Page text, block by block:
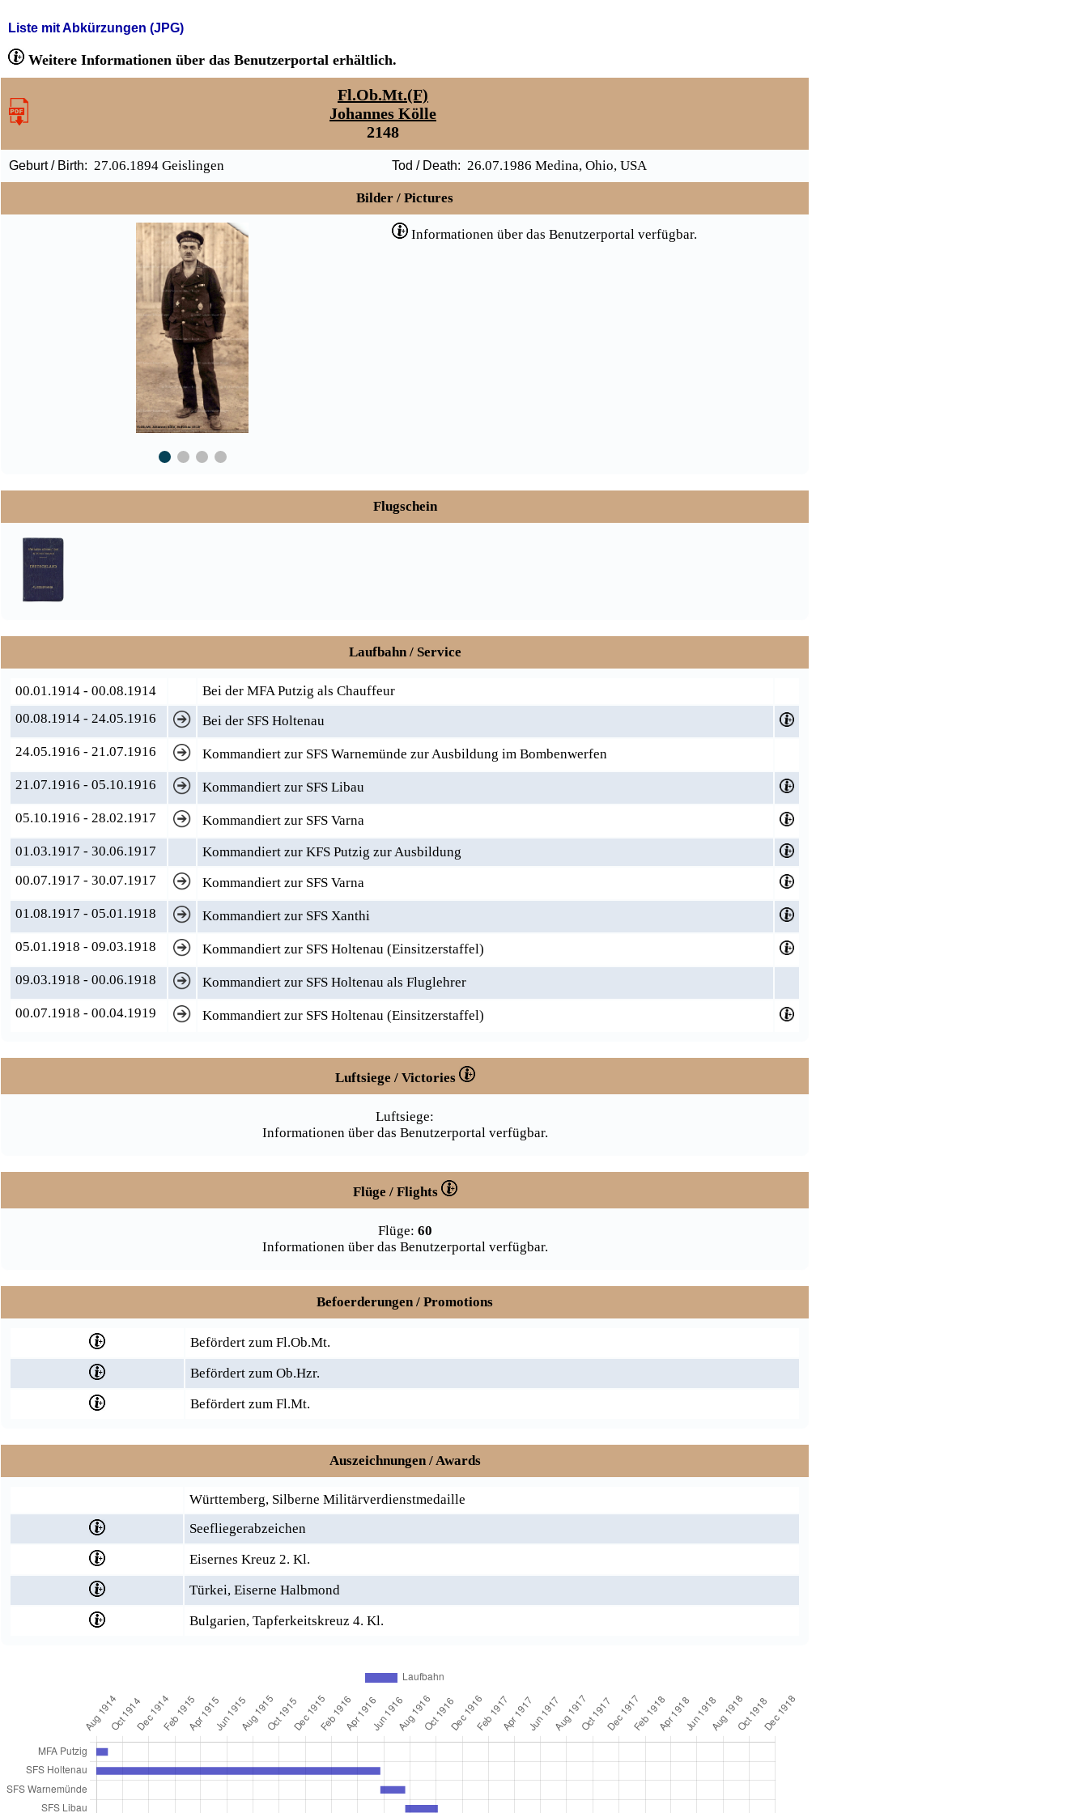
Liste mit Abkürzungen (JPG)
Weitere Informationen über das Benutzerportal erhältlich.
Fl.Ob.Mt.(F)
Johannes Kölle
2148
Geburt / Birth: 27.06.1894 Geislingen Tod / Death: 26.07.1986 Medina, Ohio, USA
Bilder / Pictures
Informationen über das Benutzerportal verfügbar.
Flugschein
Laufbahn / Service
00.01.1914 - 00.08.1914
Bei der MFA Putzig als Chauffeur
00.08.1914 - 24.05.1916
Bei der SFS Holtenau
24.05.1916 - 21.07.1916
Kommandiert zur SFS Warnemünde zur Ausbildung im Bombenwerfen
21.07.1916 - 05.10.1916
Kommandiert zur SFS Libau
05.10.1916 - 28.02.1917
Kommandiert zur SFS Varna
01.03.1917 - 30.06.1917
Kommandiert zur KFS Putzig zur Ausbildung
00.07.1917 - 30.07.1917
Kommandiert zur SFS Varna
01.08.1917 - 05.01.1918
Kommandiert zur SFS Xanthi
05.01.1918 - 09.03.1918
Kommandiert zur SFS Holtenau (Einsitzerstaffel)
09.03.1918 - 00.06.1918
Kommandiert zur SFS Holtenau als Fluglehrer
00.07.1918 - 00.04.1919
Kommandiert zur SFS Holtenau (Einsitzerstaffel)
Luftsiege / Victories
Luftsiege:
Informationen über das Benutzerportal verfügbar.
Flüge / Flights
Flüge: 60
Informationen über das Benutzerportal verfügbar.
Befoerderungen / Promotions
Befördert zum Fl.Ob.Mt.
Befördert zum Ob.Hzr.
Befördert zum Fl.Mt.
Auszeichnungen / Awards
Württemberg, Silberne Militärverdienstmedaille
Seefliegerabzeichen
Eisernes Kreuz 2. Kl.
Türkei, Eiserne Halbmond
Bulgarien, Tapferkeitskreuz 4. Kl.